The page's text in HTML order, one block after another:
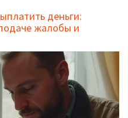
деньги:
жалобы и